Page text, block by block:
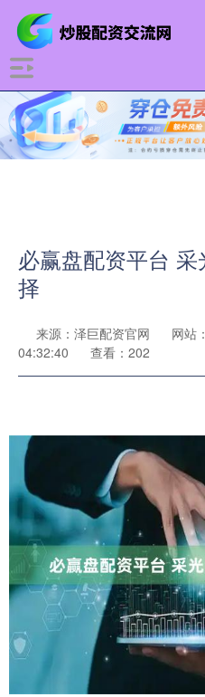
必赢盘配资平台
择
来源：泽巨配资官网 网站
04:32:40
查看：202